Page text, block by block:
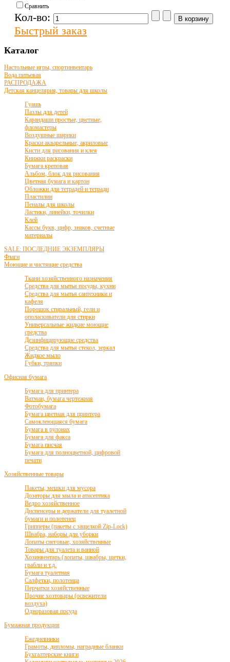
Сравнить
Кол-во:
Быстрый заказ
Каталог
Настольные игры, спортинвентарь
Вода питьевая
РАСПРОДАЖА
Детская канцелярия, товары для школы
Гуашь
Пазлы для детей
Карандаши простые, цветные,
фломастеры
Воздушные шарики
Краски акварельные, акриловые
Кисти для рисования и клея
Книжки раскраски
Бумага креповая
Альбом, блок для рисования
Цветная бумага и картон
Обложки для тетрадей и тетради
Пластилин
Пеналы для школы
Ластики, линейки, точилки
Клей
Кассы букв, цифр, знаков, счетные
материалы
SALE: ПОСЛЕДНИЕ ЭКЗЕМПЛЯРЫ
Флаги
Моющие и чистящие средства
Ткани хозяйственного назначения
Средства для мытья посуды, кухни
Средства для мытья сантехники и
кафеля
Порошок стиральный, гели и
ополаскиватели для стирки
Универсальные жидкие моющие
средства
Дезинфицирующие средства
Средства для мытья стекол, зеркал
Жидкое мыло
Губки, тряпки
Офисная бумага
Бумага для принтера
Ватман, бумага чертежная
Фотобумага
Бумага цветная для принтера
Самоклеющаяся бумага
Бумага в рулонах
Бумага для факса
Бумага писчая
Бумага для полноцветной, цифровой
печати
Хозяйственные товары
Пакеты, мешки для мусора
Дозаторы для мыла и атисептика
Ведро хозяйственное
Диспенсеры и держатели для туалетной
бумаги и полотенец
Грипперы (пакеты с защелкой Zip-Lock)
Швабра, наборы для уборки
Лопаты снеговые, хозяйственные
Товары для туалета и ванной
Хозинвентарь (лопаты, швабры, щетки,
грабли и т.д.
Бумага туалетная
Салфетки, полотенца
Перчатки хозяйственные
Прочие хозтовары (освежители
воздуха)
Одноразовая посуда
Бумажная продукция
Ежедневники
Грамоты, дипломы, наградные бланки
Бухгалтерские книги